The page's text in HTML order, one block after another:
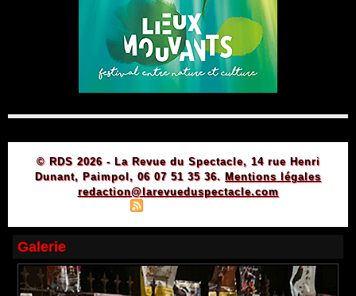
© RDS 2026 - La Revue du Spectacle, 14 rue Henri
Dunant, Paimpol, 06 07 51 35 36. Mentions légales
redaction@larevueduspectacle.com
Galerie